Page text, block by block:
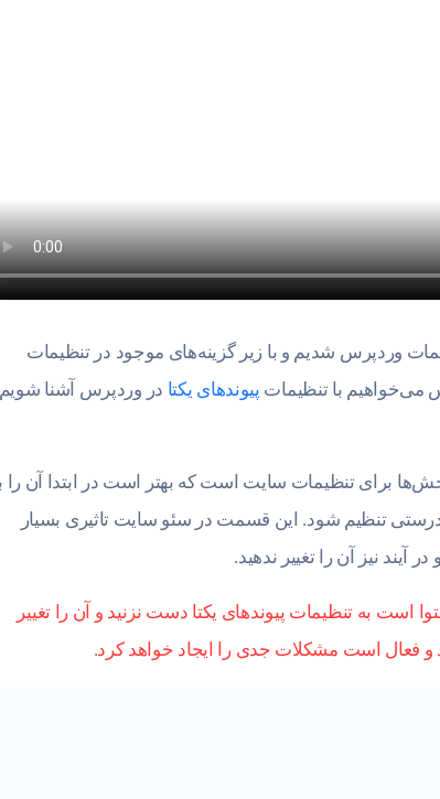
وردپرس شدیم و با زیر گزینه‌های موجود در تنظیمات
با تنظیمات پیوندهای یکتا در وردپرس آشنا
برای تنظیمات سایت است که بهتر است در ابتدا آن را
تنظیم شود. این قسمت در سئو سایت تاثیری بسیار
آیند نیز آن را تغییر ندهید.
است به تنظیمات پیوندهای یکتا دست نزنید و آن را تغییر
و فعال است مشکلات جدی را ایجاد خواهد کرد.